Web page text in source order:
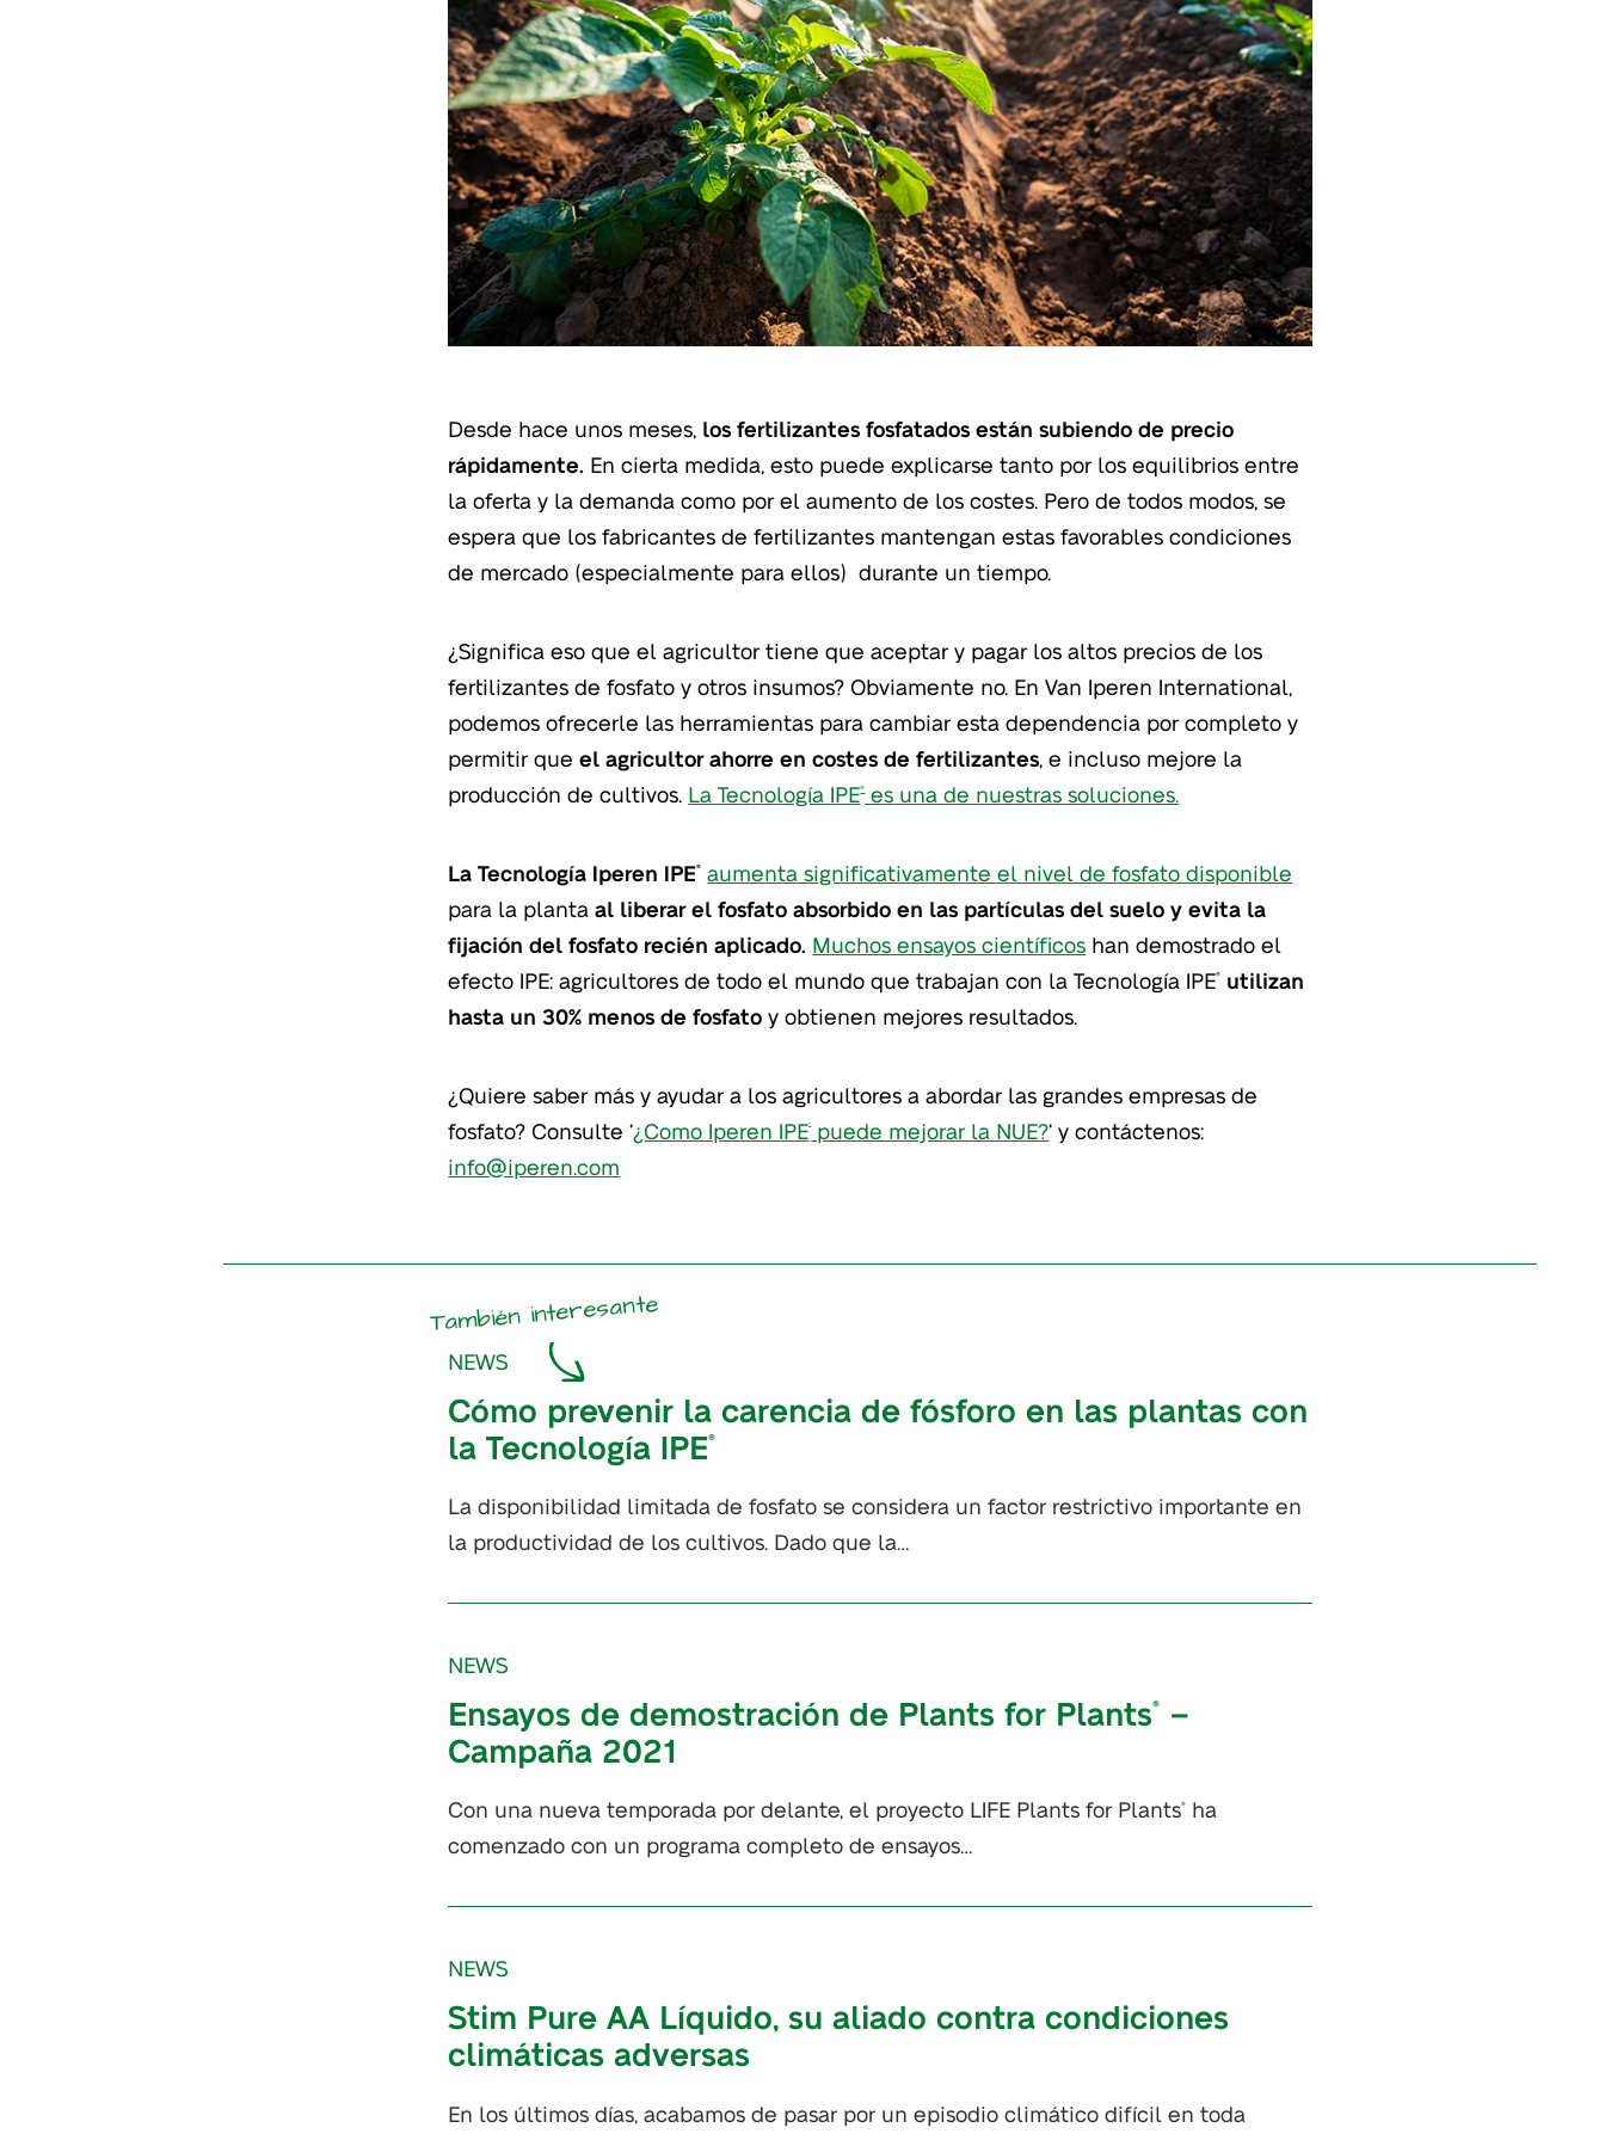
Desde hace unos meses, los fertilizantes fosfatados están subiendo de precio
rápidamente. En cierta medida, esto puede explicarse tanto por los equilibrios entre
la oferta y la demanda como por el aumento de los costes. Pero de todos modos, se
espera que los fabricantes de fertilizantes mantengan estas favorables condiciones
de mercado (especialmente para ellos) durante un tiempo.
¿Significa eso que el agricultor tiene que aceptar y pagar los altos precios de los
fertilizantes de fosfato y otros insumos? Obviamente no. En Van Iperen International,
podemos ofrecerle las herramientas para cambiar esta dependencia por completo y
permitir queel agricultor ahorre en costes de fertilizantes , e incluso mejore la
producción de cultivos. La Tecnología IPE®es una de nuestras soluciones.
La Tecnología Iperen IPE®
aumenta significativamente el nivel de fosfato disponible
para la plantaal liberar el fosfato absorbido en las partículas del suelo y evita la
fijación del fosfato recién aplicado. Muchos ensayos científicos han demostrado el
efecto IPE: agricultores de todo el mundo que trabajan con la Tecnología IPE®
utilizan
hasta un 30% menos de fosfato y obtienen mejores resultados.
¿Quiere saber más y ayudar a los agricultores a abordar las grandes empresas de
fosfato? Consulte ‘¿Como Iperen IPE®puede mejorar la NUE?‘ y contáctenos:
info@iperen.com
También interesante
NEWS
Cómo prevenir la carencia de fósforo en las plantas con
la Tecnología IPE®
La disponibilidad limitada de fosfato se considera un factor restrictivo importante en
la productividad de los cultivos. Dado que la…
NEWS
Ensayos de demostración de Plants for Plants®
–
Campaña 2021
Con una nueva temporada por delante, el proyecto LIFE Plants for Plants®
ha
comenzado con un programa completo de ensayos…
NEWS
Stim Pure AA Líquido, su aliado contra condiciones
climáticas adversas
En los últimos días, acabamos de pasar por un episodio climático difícil en toda